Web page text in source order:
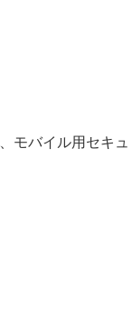
モバイル用セキュ